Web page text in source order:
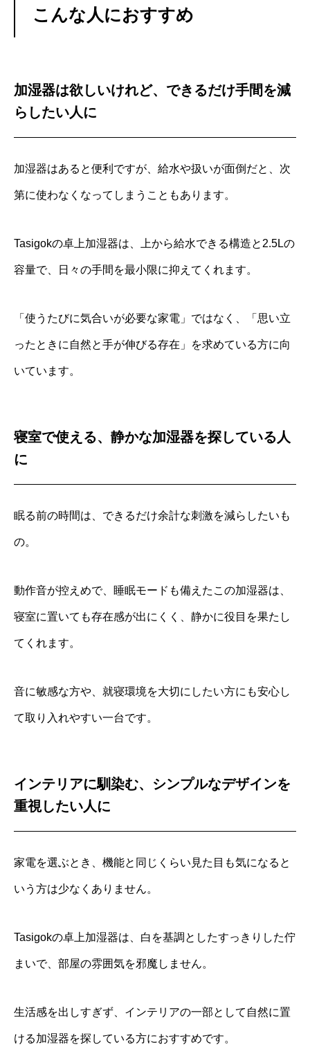
こんな人におすすめ
加湿器は欲しいけれど、できるだけ手間を減
らしたい人に
加湿器はあると便利ですが、給水や扱いが面倒だと、次
第に使わなくなってしまうこともあります。
Tasigokの卓上加湿器は、上から給水できる構造と2.5Lの
容量で、日々の手間を最小限に抑えてくれます。
「使うたびに気合いが必要な家電」ではなく、「思い立
ったときに自然と手が伸びる存在」を求めている方に向
いています。
寝室で使える、静かな加湿器を探している人
に
眠る前の時間は、できるだけ余計な刺激を減らしたいも
の。
動作音が控えめで、睡眠モードも備えたこの加湿器は、
寝室に置いても存在感が出にくく、静かに役目を果たし
てくれます。
音に敏感な方や、就寝環境を大切にしたい方にも安心し
て取り入れやすい一台です。
インテリアに馴染む、シンプルなデザインを
重視したい人に
家電を選ぶとき、機能と同じくらい見た目も気になると
いう方は少なくありません。
Tasigokの卓上加湿器は、白を基調としたすっきりした佇
まいで、部屋の雰囲気を邪魔しません。
生活感を出しすぎず、インテリアの一部として自然に置
ける加湿器を探している方におすすめです。